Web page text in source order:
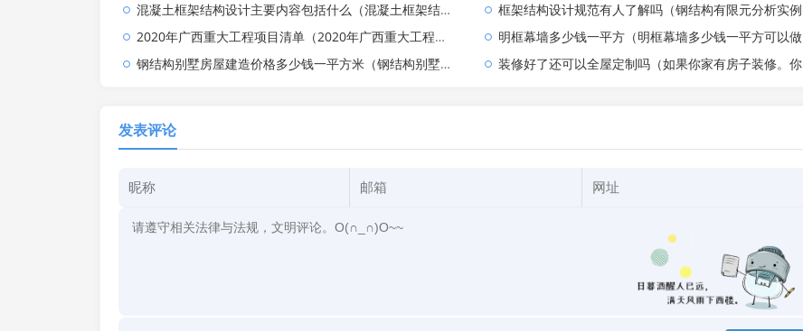
混凝土框架结构设计主要内容包括什么（混凝土框架结构工程实例）
框架结构设计规范有人了解吗（钢结构有限元分析实例）
2020年广西重大工程项目清单（2020年广西重大工程项目清单公布）
明框幕墙多少钱一平方（明框幕墙多少钱一平方可以做）
钢结构别墅房屋建造价格多少钱一平方米（钢结构别墅房屋建造价格多少钱一平方米）
装修好了还可以全屋定制吗（如果你家有房子装修。你会选择装饰公司全部装修还是选择自己装修定全屋定制家具）
发表评论